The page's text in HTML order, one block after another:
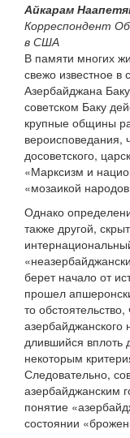
Айкарам
Корреспондент
в США
В памяти многих
свежо известное в
Азербайджана
советском Баку
крупные общины
вероисповедания,
досоветского,
«Марксизм и
«мозаикой
Однако
также другой,
берет начало от
прошел
то
азербайджанского
длившийся вплоть
некоторым
Следовательно,
азербайджанским
понятие
состоянии